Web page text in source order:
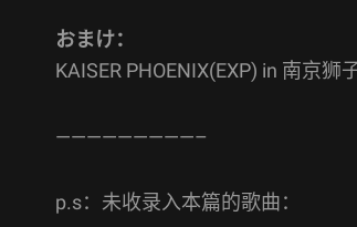
おまけ：
KAISER PHOENIX(EXP) in 南京狮
—————————–
p.s：未收录入本篇的歌曲：